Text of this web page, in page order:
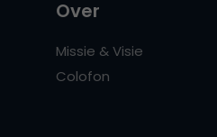
Over
Missie & Visie
Colofon